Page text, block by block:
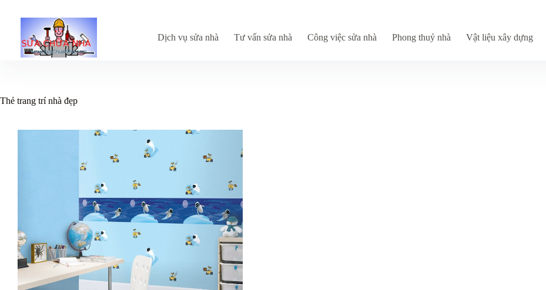
Dịch vụ sửa nhà Tư vấn sửa nhà Công việc sửa nhà Phong thuỷ nhà Vật liệu xây dựng
Thẻ trang trí nhà đẹp